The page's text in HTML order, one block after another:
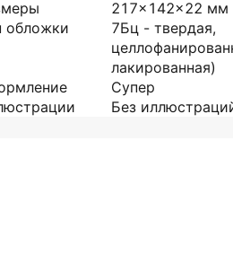
217x142x22 мм
обложки
7Бц - твердая,
лакированная)
Супер
Без